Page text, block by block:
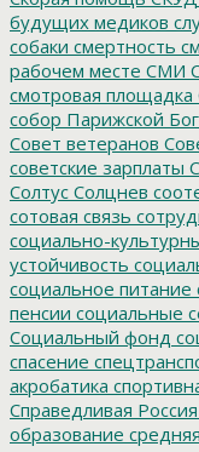
будущих медиков
собаки смертность
рабочем месте СМИ
смотровая площадка
собор Парижской
Совет ветеранов
советские зарплаты
Солтус Солцнев
сотовая связь
социально-
устойчивость
социальное питание
пенсии социальные
Социальный фонд
спасение
акробатика
Справедливая Россия
образование